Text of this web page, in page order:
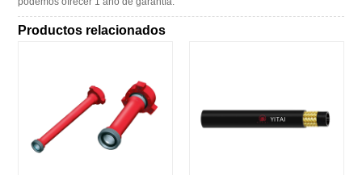
Productos relacionados